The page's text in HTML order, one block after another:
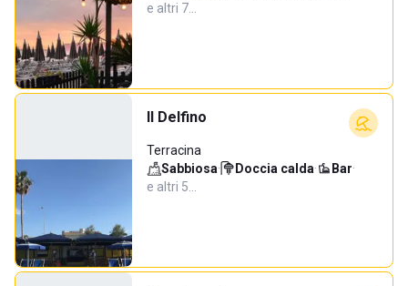
e altri 7…
Il Delfino
Terracina
Sabbiosa· Doccia calda· Bar·
e altri 5…